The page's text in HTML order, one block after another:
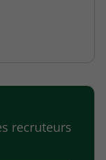
recruteurs